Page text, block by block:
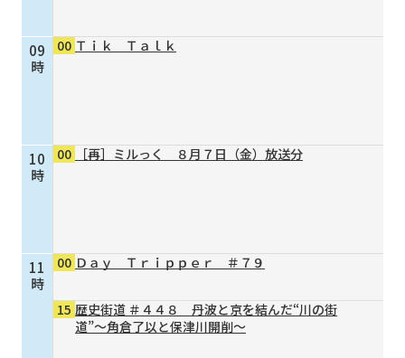
サイトマップ
09
時
10
時
11
時
00 Ｔｉｋ Ｔａｌｋ
00 ［再］ミルっく ８月７日（金）放送分
00 Ｄａｙ Ｔｒｉｐｐｅｒ ＃７９
15 歴史街道 ＃４４８ 丹波と京を結んだ“川の街
道”～角倉了以と保津川開削～